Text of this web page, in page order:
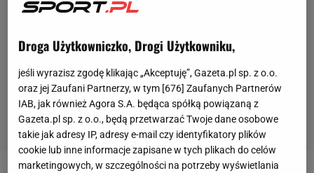
Droga Użytkowniczko, Drogi Użytkowniku,
jeśli wyrazisz zgodę klikając „Akceptuję”, Gazeta.pl sp. z o.o.
oraz jej Zaufani Partnerzy, w tym [676] Zaufanych Partnerów
IAB, jak również Agora S.A. będąca spółką powiązaną z
Gazeta.pl sp. z o.o., będą przetwarzać Twoje dane osobowe
takie jak adresy IP, adresy e-mail czy identyfikatory plików
cookie lub inne informacje zapisane w tych plikach do celów
marketingowych, w szczególności na potrzeby wyświetlania